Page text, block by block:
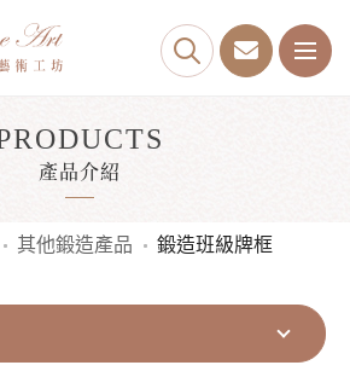
產品介紹
其他鍛造產品 鍛造班級牌框